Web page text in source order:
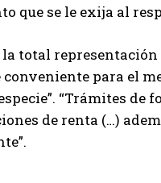
que se le exija al
total
para el
“Trámites de
de renta (…)